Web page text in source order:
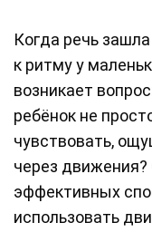
Когда речь
к ритму у
возникает
ребёнок не
чувствовать,
через
эффективных
использовать